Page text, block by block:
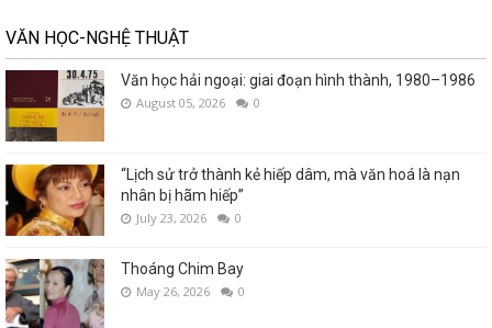
VĂN HỌC-NGHỆ THUẬT
Văn học hải ngoại: giai đoạn hình thành, 1980–1986
August 05, 2026 0
“Lịch sử trở thành kẻ hiếp dâm, mà văn hoá là nạn
nhân bị hãm hiếp”
July 23, 2026 0
Thoáng Chim Bay
May 26, 2026 0